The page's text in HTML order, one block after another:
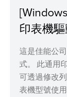
印表機
這是佳能公
式。 此通用
可透過修改
表機型號使